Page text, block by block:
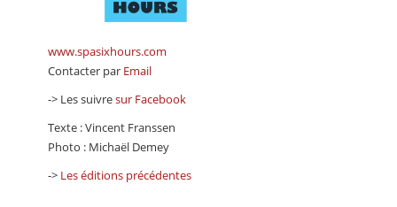
www.spasixhours.com
Contacter par Email
-> Les suivresur Facebook
Texte : Vincent Franssen
Photo : Michaël Demey
-> Les éditions précédentes